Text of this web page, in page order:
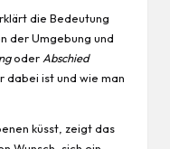
die Bedeutung
der Umgebung und
oderAbschied
dabei ist und wie man
küsst, zeigt das